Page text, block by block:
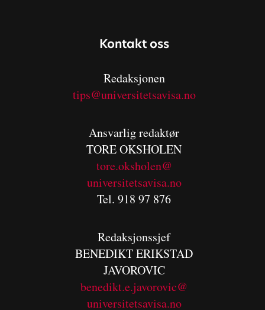
Kontakt oss
Redaksjonen
tips@universitetsavisa.no
Ansvarlig redaktør
TORE OKSHOLEN
tore.oksholen@
universitetsavisa.no
Tel. 918 97 876
Redaksjonssjef
BENEDIKTERIKSTAD
JAVOROVIC
benedikt.e.javorovic@
universitetsavisa.no